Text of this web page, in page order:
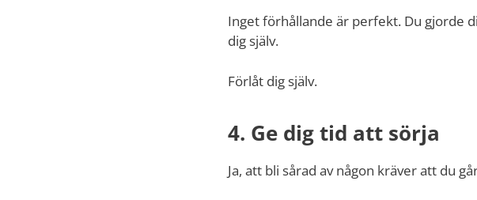
Inget förhållande är perfekt. Du gjorde
dig själv.
Förlåt dig själv.
4. Ge dig tid att sörja
Ja, att bli sårad av någon kräver att du